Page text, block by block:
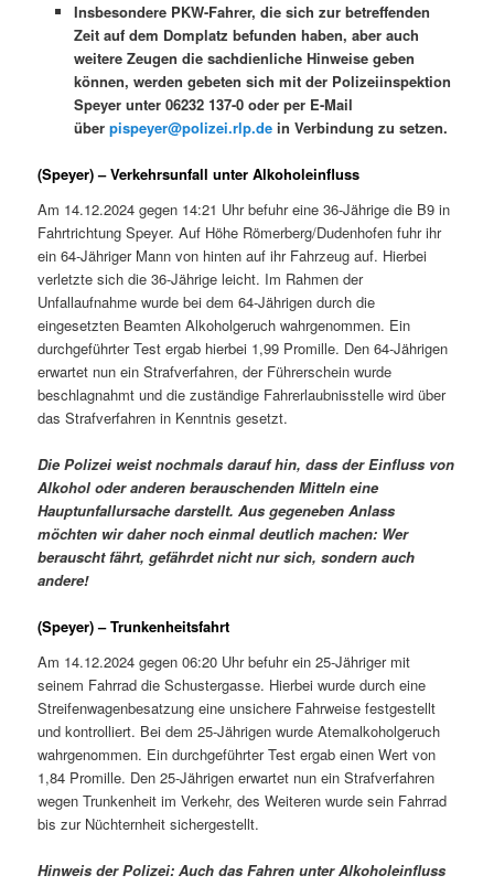
Insbesondere PKW-Fahrer, die sich zur betreffenden
Zeit auf dem Domplatz befunden haben, aber auch
weitere Zeugen die sachdienliche Hinweise geben
können, werden gebeten sich mit der Polizeiinspektion
Speyer unter 06232 137-0 oder per E-Mail
über pispeyer@polizei.rlp.dein Verbindung zu setzen.
(Speyer) – Verkehrsunfall unter Alkoholeinfluss
Am 14.12.2024 gegen 14:21 Uhr befuhr eine 36-Jährige die B9 in
Fahrtrichtung Speyer. Auf Höhe Römerberg/Dudenhofen fuhr ihr
ein 64-Jähriger Mann von hinten auf ihr Fahrzeug auf. Hierbei
verletzte sich die 36-Jährige leicht. Im Rahmen der
Unfallaufnahme wurde bei dem 64-Jährigen durch die
eingesetzten Beamten Alkoholgeruch wahrgenommen. Ein
durchgeführter Test ergab hierbei 1,99 Promille. Den 64-Jährigen
erwartet nun ein Strafverfahren, der Führerschein wurde
beschlagnahmt und die zuständige Fahrerlaubnisstelle wird über
das Strafverfahren in Kenntnis gesetzt.
Die Polizei weist nochmals darauf hin, dass der Einfluss von
Alkohol oder anderen berauschenden Mitteln eine
Hauptunfallursache darstellt. Aus gegeneben Anlass
möchten wir daher noch einmal deutlich machen: Wer
berauscht fährt, gefährdet nicht nur sich, sondern auch
andere!
(Speyer) – Trunkenheitsfahrt
Am 14.12.2024 gegen 06:20 Uhr befuhr ein 25-Jähriger mit
seinem Fahrrad die Schustergasse. Hierbei wurde durch eine
Streifenwagenbesatzung eine unsichere Fahrweise festgestellt
und kontrolliert. Bei dem 25-Jährigen wurde Atemalkoholgeruch
wahrgenommen. Ein durchgeführter Test ergab einen Wert von
1,84 Promille. Den 25-Jährigen erwartet nun ein Strafverfahren
wegen Trunkenheit im Verkehr, des Weiteren wurde sein Fahrrad
bis zur Nüchternheit sichergestellt.
Hinweis der Polizei: Auch das Fahren unter Alkoholeinfluss